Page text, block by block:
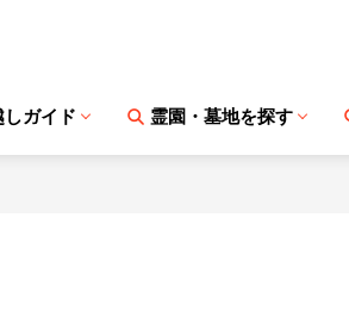
しガイド 霊園・墓地を探す